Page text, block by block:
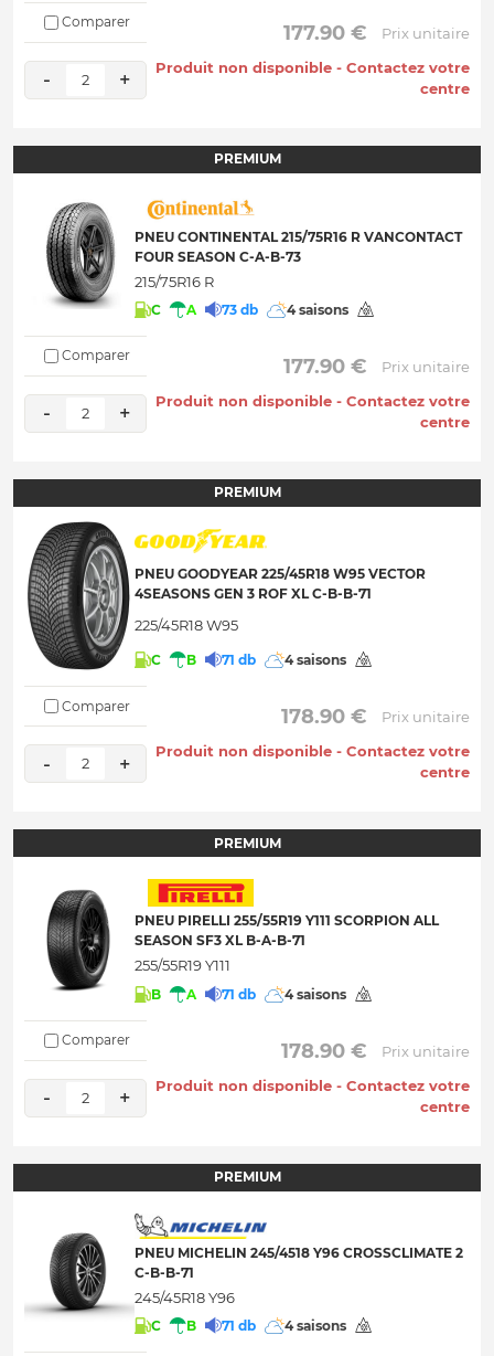
Comparer
- 2 +
177.90 €
Prix unitaire
Produit non disponible - Contactez votre
centre
PREMIUM
PNEU CONTINENTAL 215/75R16 R VANCONTACT
FOUR SEASON C-A-B-73
215/75R16 R
C A 73 db 4 saisons
Comparer
- 2 +
177.90 €
Prix unitaire
Produit non disponible - Contactez votre
centre
PREMIUM
PNEU GOODYEAR 225/45R18 W95 VECTOR
4SEASONS GEN 3 ROF XL C-B-B-71
225/45R18 W95
C B 71 db 4 saisons
Comparer
- 2 +
178.90 €
Prix unitaire
Produit non disponible - Contactez votre
centre
PREMIUM
PNEU PIRELLI 255/55R19 Y111 SCORPION ALL
SEASON SF3 XL B-A-B-71
255/55R19 Y111
B A 71 db 4 saisons
Comparer
- 2 +
178.90 €
Prix unitaire
Produit non disponible - Contactez votre
centre
PREMIUM
PNEU MICHELIN 245/4518 Y96 CROSSCLIMATE 2
C-B-B-71
245/45R18 Y96
C B 71 db 4 saisons